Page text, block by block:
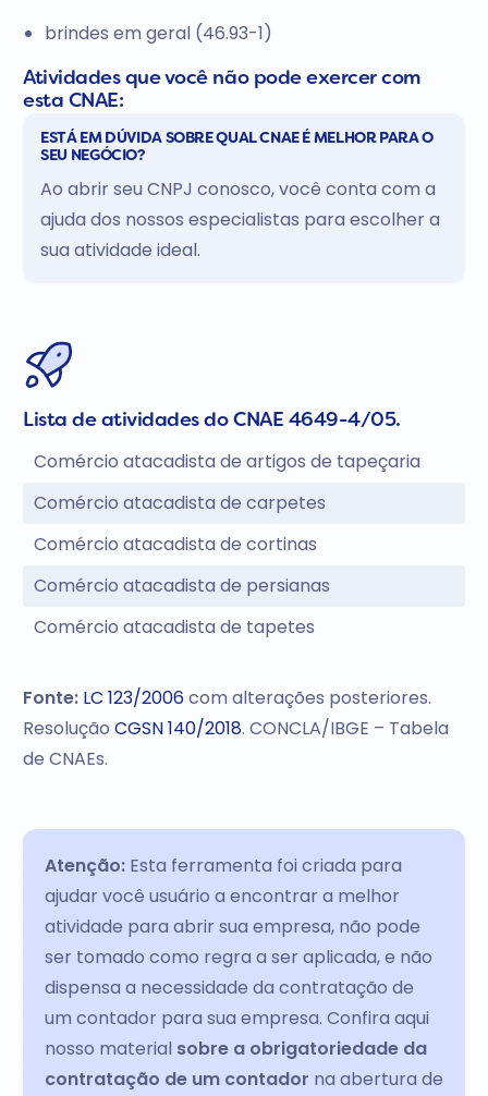
brindes em geral (46.93-1)
Atividades que você não pode exercer com
esta CNAE:
ESTÁ EM DÚVIDA SOBRE QUAL CNAE É MELHOR PARA O
SEU NEGÓCIO?
Ao abrir seu CNPJ conosco, você conta com a
ajuda dos nossos especialistas para escolher a
sua atividade ideal.
Lista de atividades do CNAE 4649-4/05.
Comércio atacadista de artigos de tapeçaria
Comércio atacadista de carpetes
Comércio atacadista de cortinas
Comércio atacadista de persianas
Comércio atacadista de tapetes
Fonte: LC 123/2006com alterações posteriores.
ResoluçãoCGSN 140/2018. CONCLA/IBGE – Tabela
de CNAEs.
Atenção:Esta ferramenta foi criada para
ajudar você usuário a encontrar a melhor
atividade para abrir sua empresa, não pode
ser tomado como regra a ser aplicada, e não
dispensa a necessidade da contratação de
um contador para sua empresa. Confira aqui
nosso material sobre a obrigatoriedade da
contratação de um contador na abertura de